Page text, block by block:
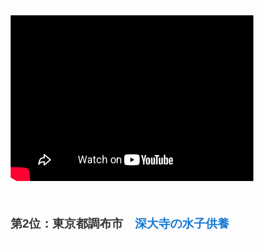
第2位：東京都調布市 深大寺の水子供養